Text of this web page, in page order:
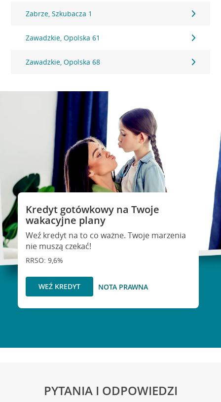
Zabrze, Szkubacza 1
Zawadzkie, Opolska 61
Zawadzkie, Opolska 68
Kredyt gotówkowy na Twoje
wakacyjne plany
Weź kredyt na to co ważne. Twoje marzenia
nie muszą czekać!
RRSO: 9,6%
WEŹ KREDYT NOTA PRAWNA
PYTANIA I ODPOWIEDZI